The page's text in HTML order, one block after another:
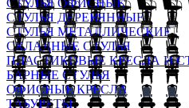
СТУЛЬЯ ОФИСНЫЕ
СТУЛЬЯ ДЕРЕВЯННЫЕ
СТУЛЬЯ МЕТАЛЛИЧЕСКИЕ
СКЛАДНЫЕ СТУЛЬЯ
ПЛАСТИКОВЫЕ КРЕСЛА И
БАРНЫЕ СТУЛЬЯ
ОФИСНЫЕ КРЕСЛА
ТАБУРЕТЫ